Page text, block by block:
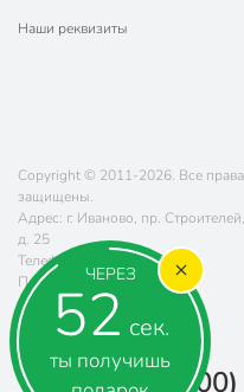
ЧЕРЕЗ
52 сек.
ты получишь
Наши реквизиты
Copyright © 2011-2026. Все права
защищены.
Адрес: г. Иваново, пр. Строителей,
д. 25
Телефон:
8 (800) 770-77-06
Почта:
sales@poryadok.ru
8